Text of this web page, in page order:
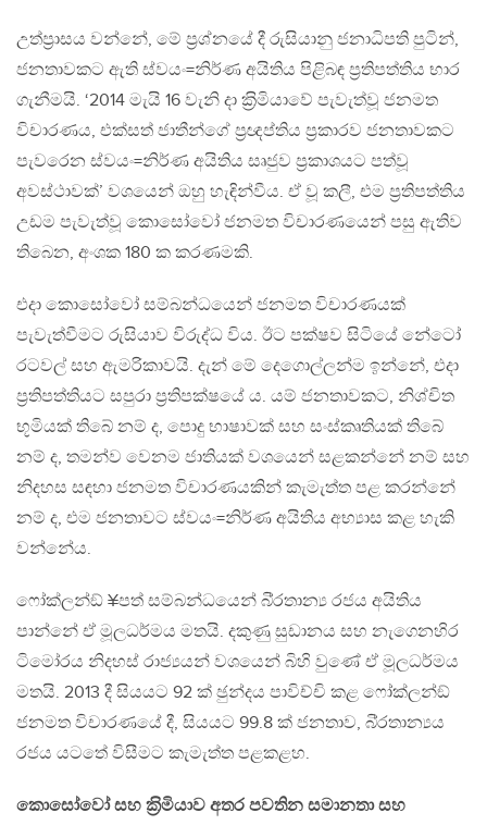
උත්ප‍්‍රාසය වන්නේ, මේ ප‍්‍රශ්නයේ දී රුසියානු ජනාධිපති පුටින්,
ජනතාවකට ඇති ස්වයං=නිර්ණ අයිතිය පිළිබඳ ප‍්‍රතිපත්තිය භාර
ගැනීමයි. ‘2014 මැයි 16 වැනි දා ක‍්‍රිමියාවේ පැවැත්වූ ජනමත
විචාරණය, එක්සත් ජාතීන්ගේ ප‍්‍රඥප්තිය ප‍්‍රකාරව ජනතාවකට
පැවරෙන ස්වයං=නිර්ණ අයිතිය සෘජුව ප‍්‍රකාශයට පත්වූ
අවස්ථාවක්’ වශයෙන් ඔහු හැඳින්වීය. ඒ වූ කලී, එම ප‍්‍රතිපත්තිය
උඩම පැවැත්වූ කොසෝවෝ ජනමත විචාරණයෙන් පසු ඇතිව
තිබෙන, අංශක 180 ක කරණමකි.
එදා කොසෝවෝ සම්බන්ධයෙන් ජනමත විචාරණයක්
පැවැත්වීමට රුසියාව විරුද්ධ විය. ඊට පක්ෂව සිටියේ නේටෝ
රටවල් සහ ඇමරිකාවයි. දැන් මේ දෙගොල්ලන්ම ඉන්නේ, එදා
ප‍්‍රතිපත්තියට සපුරා ප‍්‍රතිපක්ෂයේ ය. යම් ජනතාවකට, නිශ්චිත
භූමියක් තිබේ නම් ද, පොදු භාෂාවක් සහ සංස්කෘතියක් තිබේ
නම් ද, තමන්ව වෙනම ජාතියක් වශයෙන් සළකන්නේ නම් සහ
නිදහස සඳහා ජනමත විචාරණයකින් කැමැත්ත පළ කරන්නේ
නම් ද, එම ජනතාවට ස්වයං=නිර්ණ අයිතිය අභ්‍යාස කළ හැකි
වන්නේය.
ෆෝක්ලන්ඞ් ¥පත් සම්බන්ධයෙන් බි‍්‍රතාන්‍ය රජය අයිතිය
පාන්නේ ඒ මූලධර්මය මතයි. දකුණු සුඩානය සහ නැගෙනහිර
ටිමෝරය නිදහස් රාජ්‍යයන් වශයෙන් බිහි වුණේ ඒ මූලධර්මය
මතයි. 2013 දී සියයට 92 ක් ඡුන්දය පාවිච්චි කළ ෆෝක්ලන්ඞ්
ජනමත විචාරණයේ දී, සියයට 99.8 ක් ජනතාව, බි‍්‍රතාන්‍යය
රජය යටතේ විසීමට කැමැත්ත පළකළහ.
කොසෝවෝ සහ ක‍්‍රිමියාව අතර පවතින සමානතා සහ